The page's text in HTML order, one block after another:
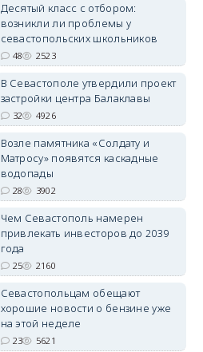
Десятый класс с отбором:
возникли ли проблемы у
севастопольских школьников
48 2523
В Севастополе утвердили проект
застройки центра Балаклавы
32 4926
Возле памятника «Солдату и
Матросу» появятся каскадные
водопады
28 3902
Чем Севастополь намерен
привлекать инвесторов до 2039
года
25 2160
Севастопольцам обещают
хорошие новости о бензине уже
на этой неделе
23 5621